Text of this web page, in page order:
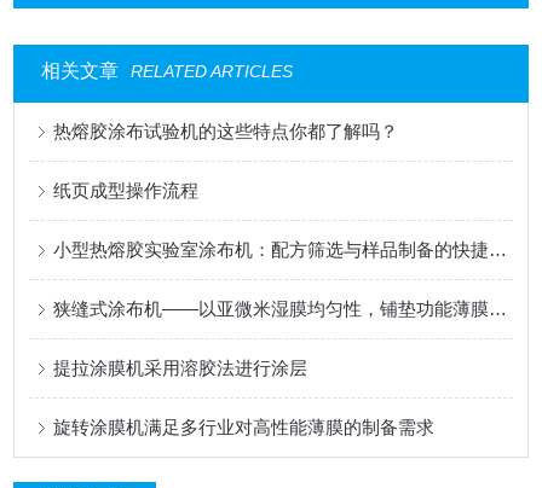
相关文章 RELATED ARTICLES
热熔胶涂布试验机的这些特点你都了解吗？
纸页成型操作流程
小型热熔胶实验室涂布机：配方筛选与样品制备的快捷工具
狭缝式涂布机——以亚微米湿膜均匀性，铺垫功能薄膜的性能基石
提拉涂膜机采用溶胶法进行涂层
旋转涂膜机满足多行业对高性能薄膜的制备需求